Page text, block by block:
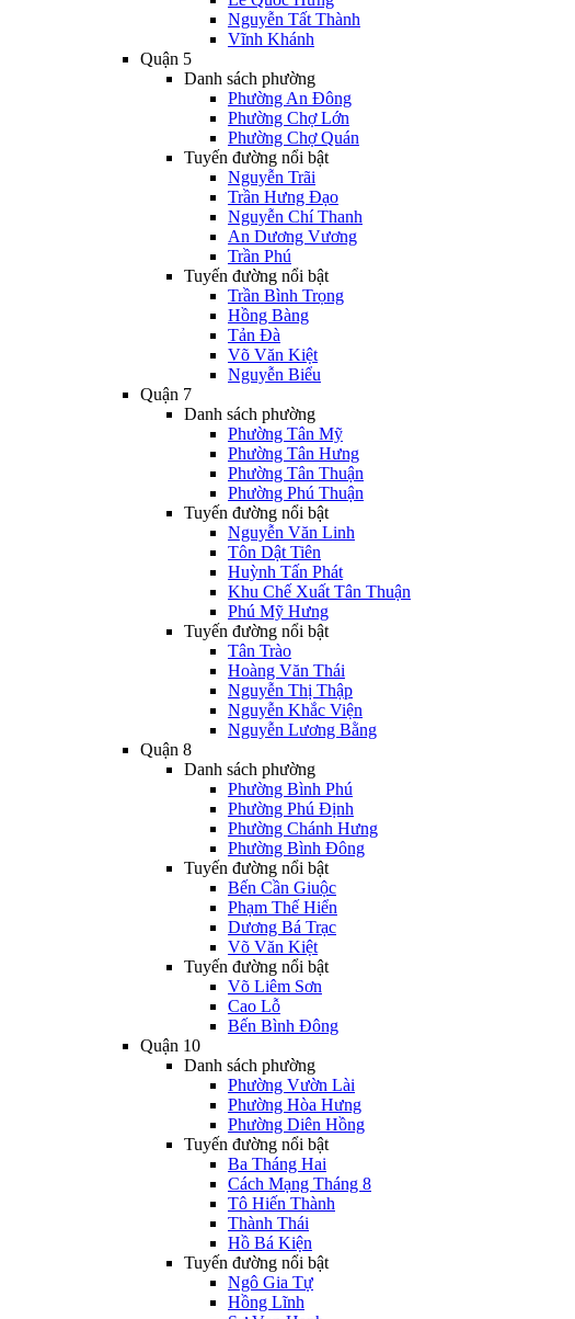
Nguyễn Tất Thành
Vĩnh Khánh
Quận 5
Danh sách phường
Phường An Đông
Phường Chợ Lớn
Phường Chợ Quán
Tuyến đường nổi bật
Nguyễn Trãi
Trần Hưng Đạo
Nguyễn Chí Thanh
An Dương Vương
Trần Phú
Tuyến đường nổi bật
Trần Bình Trọng
Hồng Bàng
Tản Đà
Võ Văn Kiệt
Nguyễn Biểu
Quận 7
Danh sách phường
Phường Tân Mỹ
Phường Tân Hưng
Phường Tân Thuận
Phường Phú Thuận
Tuyến đường nổi bật
Nguyễn Văn Linh
Tôn Dật Tiên
Huỳnh Tấn Phát
Khu Chế Xuất Tân Thuận
Phú Mỹ Hưng
Tuyến đường nổi bật
Tân Trào
Hoàng Văn Thái
Nguyễn Thị Thập
Nguyễn Khắc Viện
Nguyễn Lương Bằng
Quận 8
Danh sách phường
Phường Bình Phú
Phường Phú Định
Phường Chánh Hưng
Phường Bình Đông
Tuyến đường nổi bật
Bến Cần Giuộc
Phạm Thế Hiển
Dương Bá Trạc
Võ Văn Kiệt
Tuyến đường nổi bật
Võ Liêm Sơn
Cao Lỗ
Bến Bình Đông
Quận 10
Danh sách phường
Phường Vườn Lài
Phường Hòa Hưng
Phường Diên Hồng
Tuyến đường nổi bật
Ba Tháng Hai
Cách Mạng Tháng 8
Tô Hiến Thành
Thành Thái
Hồ Bá Kiện
Tuyến đường nổi bật
Ngô Gia Tự
Hồng Lĩnh